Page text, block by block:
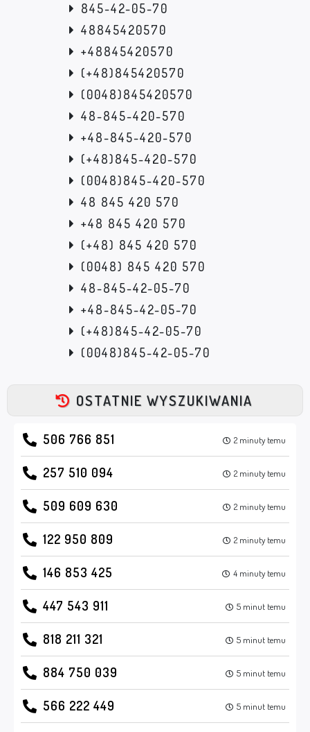
845-42-05-70
48845420570
+48845420570
(+48)845420570
(0048)845420570
48-845-420-570
+48-845-420-570
(+48)845-420-570
(0048)845-420-570
48 845 420 570
+48 845 420 570
(+48) 845 420 570
(0048) 845 420 570
48-845-42-05-70
+48-845-42-05-70
(+48)845-42-05-70
(0048)845-42-05-70
OSTATNIE WYSZUKIWANIA
506 766 851 2 minuty temu
257 510 094 2 minuty temu
509 609 630 2 minuty temu
122 950 809 2 minuty temu
146 853 425 4 minuty temu
447 543 911 5 minut temu
818 211 321 5 minut temu
884 750 039 5 minut temu
566 222 449 5 minut temu